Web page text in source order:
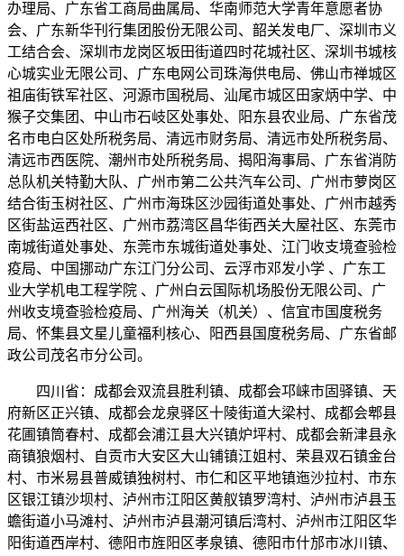
办理局、广东省工商局曲属局、华南师范大学青年意愿者协
会、广东新华刊行集团股份无限公司、韶关发电厂、深圳市义
工结合会、深圳市龙岗区坂田街道四时花城社区、深圳书城核
心城实业无限公司、广东电网公司珠海供电局、佛山市禅城区
祖庙街铁军社区、河源市国税局、汕尾市城区田家炳中学、中
猴子交集团、中山市石岐区处事处、阳东县农业局、广东省茂
名市电白区处所税务局、清远市财务局、清远市处所税务局、
清远市西医院、潮州市处所税务局、揭阳海事局、广东省消防
总队机关特勤大队、广州市第二公共汽车公司、广州市萝岗区
结合街玉树社区、广州市海珠区沙园街道处事处、广州市越秀
区街盐运西社区、广州市荔湾区昌华街西关大屋社区、东莞市
南城街道处事处、东莞市东城街道处事处、江门收支境查验检
疫局、中国挪动广东江门分公司、云浮市邓发小学 、广东工
业大学机电工程学院 、广州白云国际机场股份无限公司、广
州收支境查验检疫局、广州海关（机关）、信宜市国度税务
局、怀集县文星儿童福利核心、阳西县国度税务局、广东省邮
政公司茂名市分公司。
四川省：成都会双流县胜利镇、成都会邛崃市固驿镇、天
府新区正兴镇、成都会龙泉驿区十陵街道大梁村、成都会郫县
花圃镇筒春村、成都会浦江县大兴镇炉坪村、成都会新津县永
商镇狼烟村、自贡市大安区大山铺镇江姐村、荣县双石镇金台
村、市米易县普威镇独树村、市仁和区平地镇迤沙拉村、市东
区银江镇沙坝村、泸州市江阳区黄舣镇罗湾村、泸州市泸县玉
蟾街道小马滩村、泸州市泸县潮河镇后湾村、泸州市江阳区华
阳街道西岸村、德阳市旌阳区孝泉镇、德阳市什邡市冰川镇、